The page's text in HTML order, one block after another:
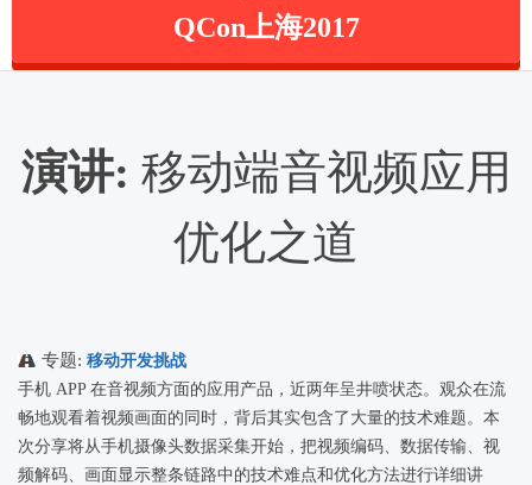
QCon上海2017
演讲: 移动端音视频应用
优化之道
专题: 移动开发挑战
手机 APP 在音视频方面的应用产品，近两年呈井喷状态。观众在流
畅地观看着视频画面的同时，背后其实包含了大量的技术难题。本
次分享将从手机摄像头数据采集开始，把视频编码、数据传输、视
频解码、画面显示整条链路中的技术难点和优化方法进行详细讲